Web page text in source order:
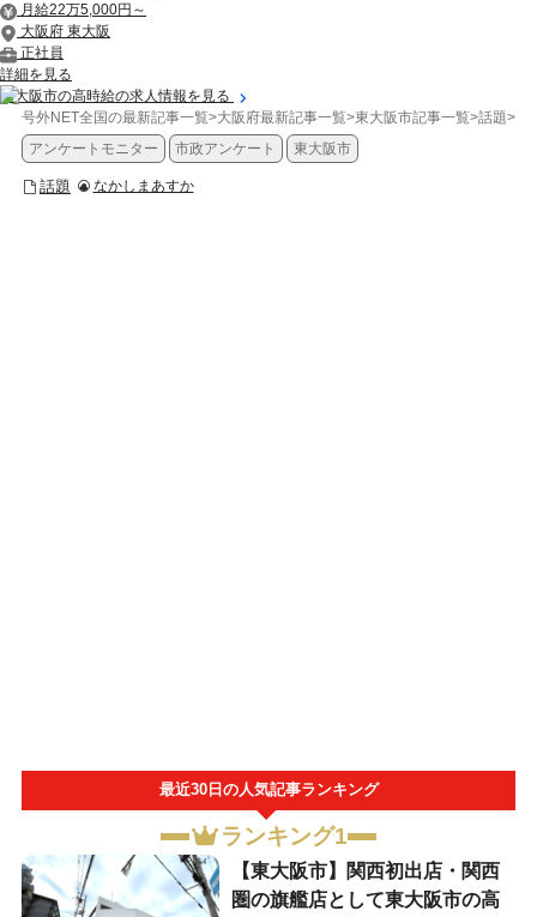
月給22万5,000円～
大阪府 東大阪
正社員
詳細を見る
東大阪市の高時給の求人情報を見る
号外NET全国の最新記事一覧>大阪府最新記事一覧>東大阪市記事一覧>話題>【
アンケートモニター
市政アンケート 東大阪市
話題 なかしまあすか
最近30日の人気記事ランキング
ランキング1
【東大阪市】関西初出店・関西
圏の旗艦店として東大阪市の高